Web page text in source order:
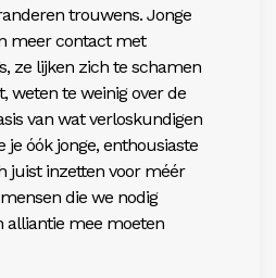
trouwens. Jonge
meer contact met
ze lijken zich te schamen
weten te weinig over de
van wat verloskundigen
je óók jonge, enthousiaste
juist inzetten voor méér
die we nodig
alliantie mee moeten